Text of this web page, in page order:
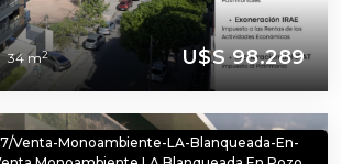
34 m2 U$S 98.289
Venta-Monoambiente-LA-Blanqueada-En-